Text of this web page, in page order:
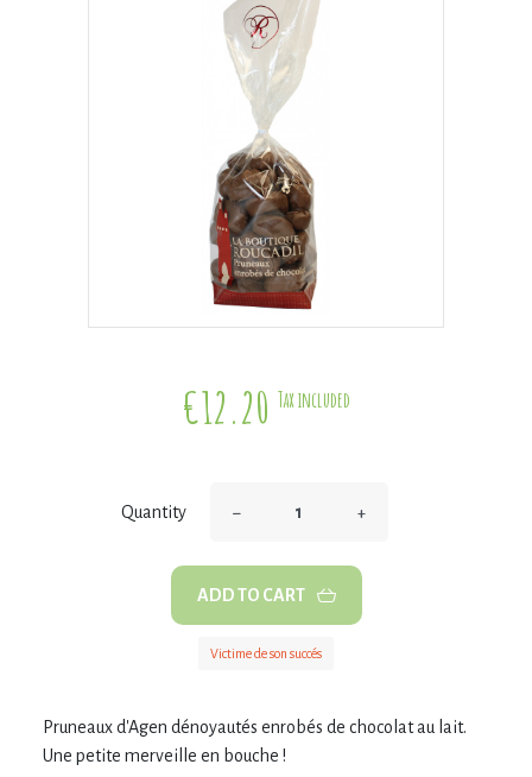
€12.20 Tax included
Quantity − +
ADD TO CART
Victime de son succés
Pruneaux d'Agen dénoyautés enrobés de chocolat au lait.
Une petite merveille en bouche !